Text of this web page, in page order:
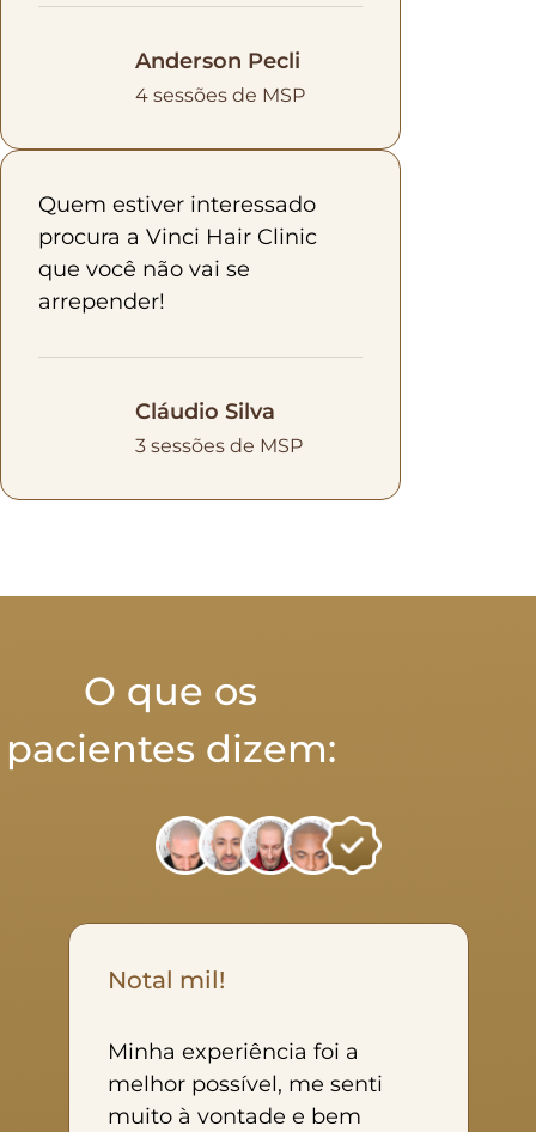
Anderson Pecli
4 sessões de MSP
Quem estiver interessado
procura a Vinci Hair Clinic
que você não vai se
arrepender!
Cláudio Silva
3 sessões de MSP
O que os
pacientes dizem:
Notal mil!
Minha experiência foi a
melhor possível, me senti
muito à vontade e bem